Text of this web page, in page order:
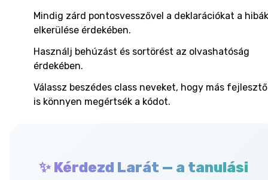
Mindig zárd pontosvesszővel a deklarációkat a hibák
elkerülése érdekében.
Használj behúzást és sortörést az olvashatóság
érdekében.
Válassz beszédes class neveket, hogy más
is könnyen megértsék a kódot.
✨ Kérdezd Larát — a tanulási